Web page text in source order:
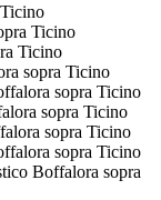
Ticino
Ticino
sopra Ticino
sopra Ticino
sopra Ticino
sopra Ticino
sopra Ticino
Boffalora sopra